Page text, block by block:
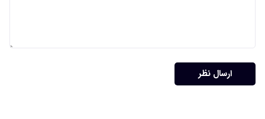
ارسال نظر